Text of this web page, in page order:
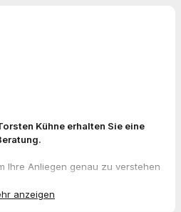
Kühne erhalten Sie eine
Ihre Anliegen genau zu verstehen
anzeigen